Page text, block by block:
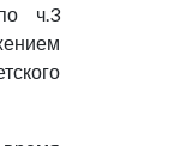
ч.3